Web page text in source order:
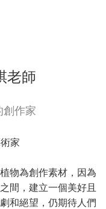
老師
創作家
家
物為創作素材，因為
間，建立一個美好且
和絕望，仍期待人們